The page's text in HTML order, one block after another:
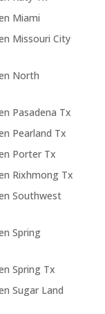
Miami
Missouri City
North
Pasadena Tx
Pearland Tx
Porter Tx
Rixhmong Tx
Southwest
Spring
Spring Tx
Sugar Land